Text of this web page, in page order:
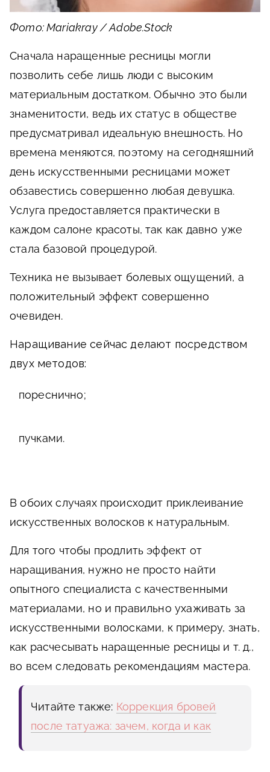
Фото: Mariakray / Adobe.Stock
Сначала наращенные ресницы могли
позволить себе лишь люди с высоким
материальным достатком. Обычно это были
знаменитости, ведь их статус в обществе
предусматривал идеальную внешность. Но
времена меняются, поэтому на сегодняшний
день искусственными ресницами может
обзавестись совершенно любая девушка.
Услуга предоставляется практически в
каждом салоне красоты, так как давно уже
стала базовой процедурой.
Техника не вызывает болевых ощущений, а
положительный эффект совершенно
очевиден.
Наращивание сейчас делают посредством
двух методов:
пореснично;
пучками.
В обоих случаях происходит приклеивание
искусственных волосков к натуральным.
Для того чтобы продлить эффект от
наращивания, нужно не просто найти
опытного специалиста с качественными
материалами, но и правильно ухаживать за
искусственными волосками, к примеру, знать,
как расчесывать наращенные ресницы и т. д.,
во всем следовать рекомендациям мастера.
Читайте также: Коррекция бровей
после татуажа: зачем, когда и как